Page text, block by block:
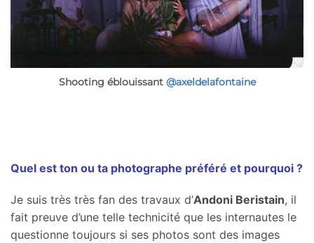
Shooting éblouissant @axeldelafontaine
Quel est ton ou ta photographe préféré et pourquoi ?
Je suis très très fan des travaux d’Andoni Beristain, il
fait preuve d’une telle technicité que les internautes le
questionne toujours si ses photos sont des images